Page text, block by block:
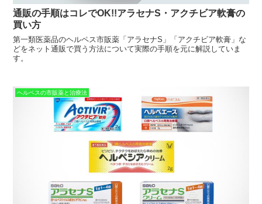
通販の手順はコレでOK!!アラセナS・アクチビア軟膏の
買い方
第一類医薬品のヘルペス市販薬「アラセナS」「アクチビア軟膏」な
どをネット通販で買う方法について実際の手順を元に解説していま
す。
ヘルペスの市販薬と治療法